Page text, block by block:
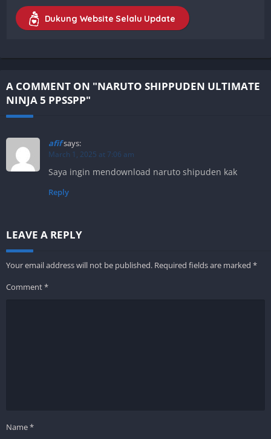
Dukung Website Selalu Update
A COMMENT ON "NARUTO SHIPPUDEN ULTIMATE
NINJA 5 PPSSPP"
afifsays:
March 1, 2025 at 7:06 am
Saya ingin mendownload naruto shipuden kak
Reply
LEAVE A REPLY
Your email address will not be published. Required fields are marked *
Comment*
Name*